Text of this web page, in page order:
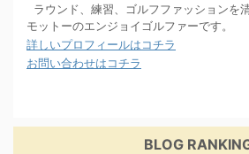
ラウンド、練習、ゴルフファッションを
モットーのエンジョイゴルファーです。
詳しいプロフィールはコチラ
お問い合わせはコチラ
BLOG